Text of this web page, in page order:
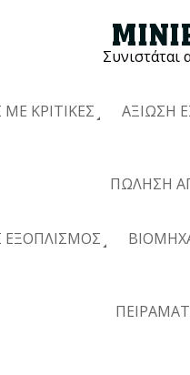
Συνιστάται
ΚΡΙΤΙΚΈΣ ΑΞΊΩΣΗ
ΠΏΛΗΣΗ
ΕΞΟΠΛΙΣΜΌΣ